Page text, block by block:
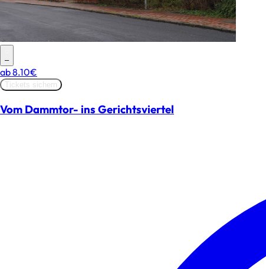
–
ab8.10€
Tickets sichern
Vom Dammtor- ins Gerichtsviertel